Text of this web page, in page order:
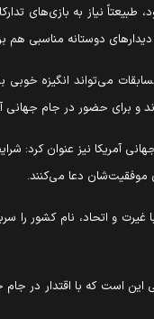
نیاز به بازی‌های
دیدارهای دوستانه
می‌تواند انگیزه
و برای حضور در جام جهانی
آمریکا نیز عنوان
موفقیت‌شان دعا می‌کنند.
غیرت و اتحاد، نام کشور را
این است که با اقتدار